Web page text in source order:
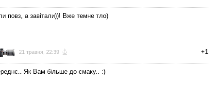
повз, а завітали))! Вже темне тло)
21 травня, 22:39 +1
Як Вам більше до смаку.. :)